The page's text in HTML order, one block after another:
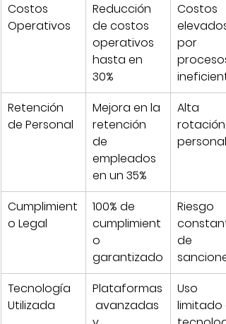
Costos
Operativos
Reducción
de costos
operativos
hasta en
30%
Costos
elevados
por
procesos
Retención
de Personal
Mejora en la
retención
de
empleados
en un 35%
Alta
rotación
personal
Cumplimient
o Legal
100% de
cumplimient
o
garantizado
Riesgo
de
sanciones
Tecnología
Utilizada
Plataformas
avanzadas
Uso
limitado